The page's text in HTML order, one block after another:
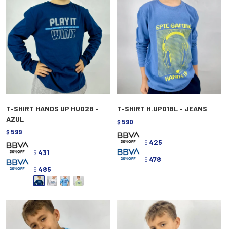
T-SHIRT HANDS UP HU02B -
AZUL
$ 599
$ 431
$ 485
T-SHIRT H.UP01BL - JEANS
$ 590
$ 425
$ 478